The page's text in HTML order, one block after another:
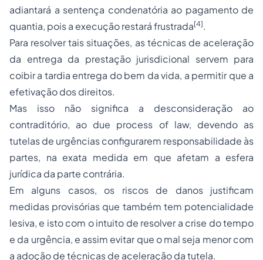
adiantará a sentença condenatória ao pagamento de
quantia, pois a execução restará frustrada[4].
Para resolver tais situações, as técnicas de aceleração
da entrega da prestação jurisdicional servem para
coibir a tardia entrega do bem da vida, a permitir que a
efetivação dos direitos.
Mas isso não significa a desconsideração ao
contraditório, ao due process of law, devendo as
tutelas de urgências configurarem responsabilidade às
partes, na exata medida em que afetam a esfera
jurídica da parte contrária.
Em alguns casos, os riscos de danos justificam
medidas provisórias que também tem potencialidade
lesiva, e isto com o intuito de resolver a crise do tempo
e da urgência, e assim evitar que o mal seja menor com
a adoçãode técnicas de aceleração da tutela.